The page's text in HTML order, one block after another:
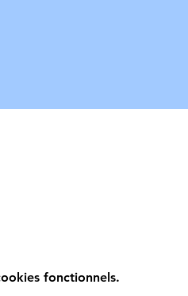
fonctionnels.